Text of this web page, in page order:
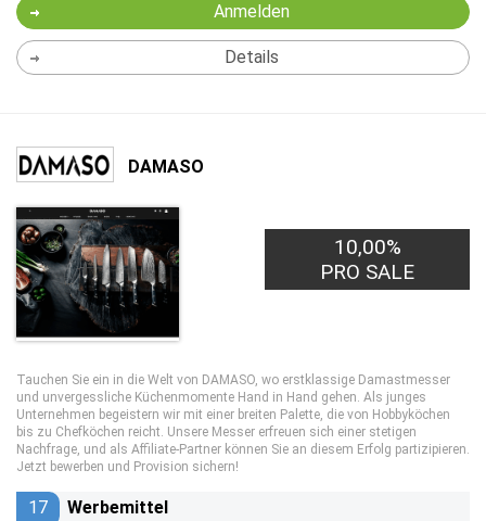
Anmelden
Details
DAMASO
10,00%
PRO SALE
Tauchen Sie ein in die Welt von DAMASO, wo erstklassige Damastmesser
und unvergessliche Küchenmomente Hand in Hand gehen. Als junges
Unternehmen begeistern wir mit einer breiten Palette, die von Hobbyköchen
bis zu Chefköchen reicht. Unsere Messer erfreuen sich einer stetigen
Nachfrage, und als Affiliate-Partner können Sie an diesem Erfolg partizipieren.
Jetzt bewerben und Provision sichern!
17 Werbemittel